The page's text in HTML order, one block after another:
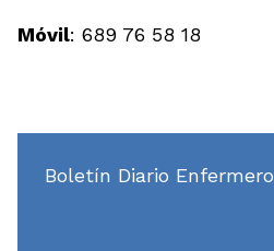
Móvil: 689 76 58 18
Boletín Diario Enfermero